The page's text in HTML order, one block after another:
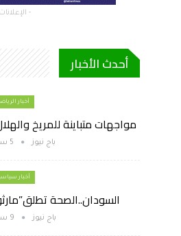
- الإعلانات -
أحدث الأخبار
أخبار
مواجهات متباينة للمريخ
باج نيوز 5 ساعات منذ
أخبار
السودان..الصحة
باج نيوز 9 ساعات منذ